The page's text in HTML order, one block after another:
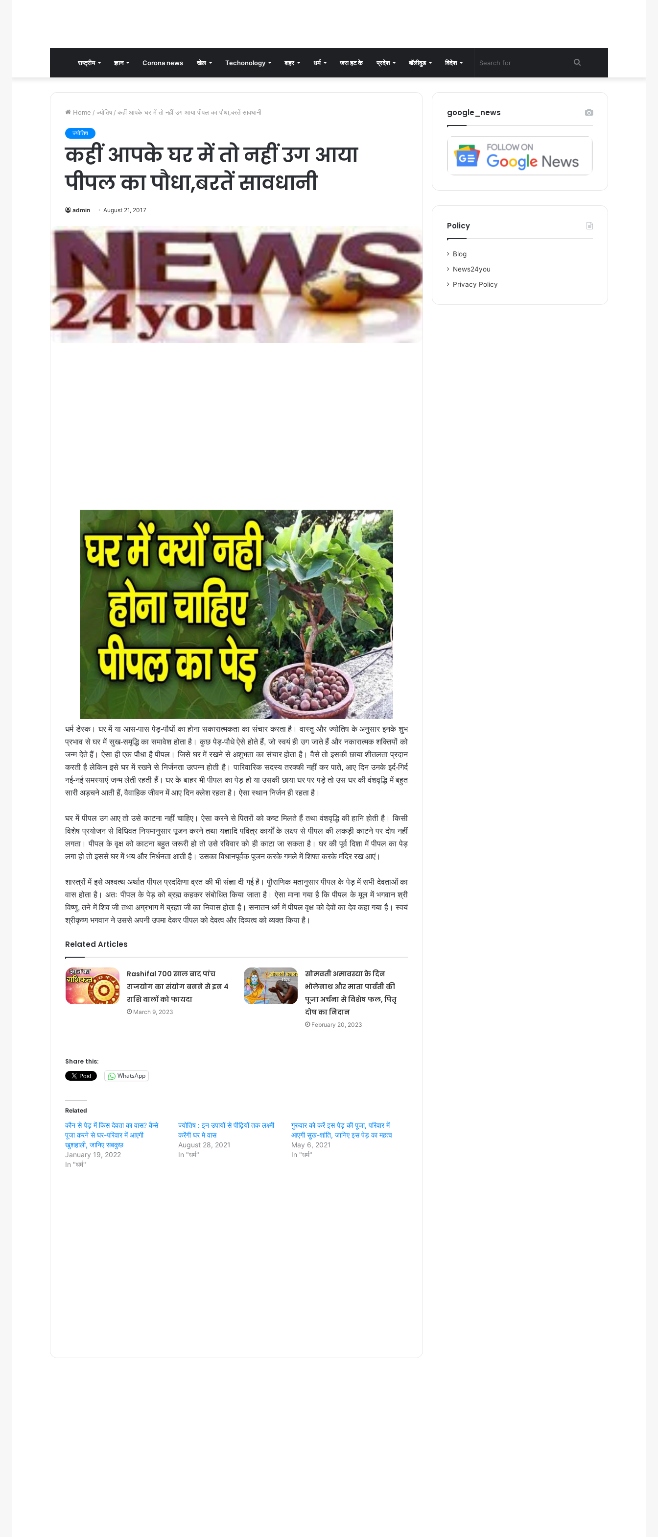
राष्ट्रीय ज्ञान Corona news खेल Techonology शहर धर्म जरा हट के प्रदेश बॉलीवुड विदेश
for
Home / ज्योतिष / कहीं आपके घर में तो नहीं उग आया पीपल का पौधा,बरतें सावधानी
ज्योतिष
कहीं आपके घर में तो नहीं उग आया
पीपल का पौधा,बरतें सावधानी
admin August 21, 2017
धर्म डेस्क। घर में या आस-पास पेड़-पौधों का होना सकारात्मकता का संचार करता है। वास्तु और ज्योतिष के अनुसार इनके शुभ
प्रभाव से घर में सुख-समृद्धि का समावेश होता है। कुछ पेड़-पौधे ऐसे होते हैं, जो स्वयं ही उग जाते हैं और नकारात्मक शक्तियों को
जन्म देते हैं। ऐसा ही एक पौधा है पीपल। जिसे घर में रखने से अशुभता का संचार होता है। वैसे तो इसकी छाया शीतलता प्रदान
करती है लेकिन इसे घर में रखने से निर्जनता उत्पन्न होती है। पारिवारिक सदस्य तरक्की नहीं कर पाते, आए दिन उनके इर्द-गिर्द
नई-नई समस्याएं जन्म लेती रहती हैं। घर के बाहर भी पीपल का पेड़ हो या उसकी छाया घर पर पड़े तो उस घर की वंशवृद्धि में बहुत
सारी अड़चने आती हैं, वैवाहिक जीवन में आए दिन क्लेश रहता है। ऐसा स्थान निर्जन ही रहता है।
घर में पीपल उग आए तो उसे काटना नहीं चाहिए। ऐसा करने से पितरों को कष्ट मिलते हैं तथा वंशवृद्धि की हानि होती है। किसी
विशेष प्रयोजन से विधिवत नियमानुसार पूजन करने तथा यज्ञादि पवित्र कार्यों के लक्ष्य से पीपल की लकड़ी काटने पर दोष नहीं
लगता। पीपल के वृक्ष को काटना बहुत जरूरी हो तो उसे रविवार को ही काटा जा सकता है। घर की पूर्व दिशा में पीपल का पेड़
लगा हो तो इससे घर में भय और निर्धनता आती है। उसका विधानपूर्वक पूजन करके गमले में शिफ्त करके मंदिर रख आएं।
शास्त्रों में इसे अश्वत्थ अर्थात पीपल प्रदक्षिणा व्रत की भी संज्ञा दी गई है। पुौराणिक मतानुसार पीपल के पेड़़ में सभी देवताओं का
वास होता है। अतः पीपल के पेड़ को ब्रह्म कहकर संबोधित किया जाता है। ऐसा माना गया है कि पीपल के मूल में भगवान श्री
विष्णु, तने में शिव जी तथा अग्रभाग में ब्रह्मा जी का निवास होता है। सनातन धर्म में पीपल वृक्ष को देवों का देव कहा गया है। स्वयं
श्रीकृष्ण भगवान ने उससे अपनी उपमा देकर पीपल को देवत्व और दिव्यत्व को व्यक्त किया है।
Related Articles
Rashifal 700 साल बाद पांच
राजयोग का संयोग बनने से इन 4
राशि वालों को फायदा
March 9, 2023
सोमवती अमावस्या के दिन
भोलेनाथ और माता पार्वती की
पूजा अर्चना से विशेष फल, पितृ
दोष का निदान
February 20, 2023
Share this:
WhatsApp
Related
कौन से पेड़ में किस देवता का वास? कैसे
पूजा करने से घर-परिवार में आएगी
खुशहाली, जानिए सबकुछ
January 19, 2022
In "धर्म"
ज्योतिष : इन उपायों से पीढ़ियों तक लक्ष्मी
करेंगी घर मे वास
August 28, 2021
In "धर्म"
गुरुवार को करें इस पेड़ की पूजा, परिवार में
आएगी सुख-शांति, जानिए इस पेड़ का महत्व
May 6, 2021
In "धर्म"
google_news
Policy
Blog
News24you
Privacy Policy